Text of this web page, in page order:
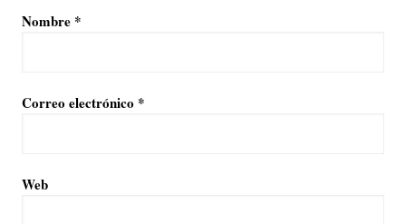
Nombre *
Correo electrónico *
Web